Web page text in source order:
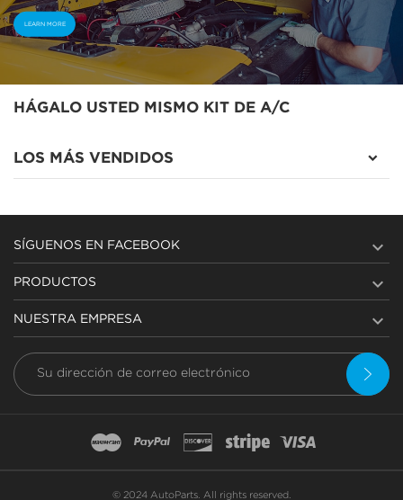
HÁGALO USTED MISMO KIT DE A/C
LOS MÁS VENDIDOS
LEARN MORE
SÍGUENOS EN FACEBOOK 
PRODUCTOS 
NUESTRA EMPRESA 
© 2024 AutoParts. All rights reserved.